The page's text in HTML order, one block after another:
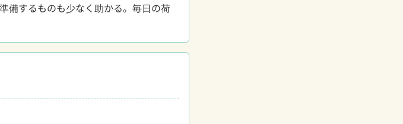
備するものも少なく助かる。毎日の荷